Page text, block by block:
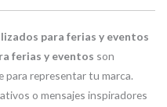
para ferias y eventos
ferias y eventos son
para representar tu marca.
o mensajes inspiradores